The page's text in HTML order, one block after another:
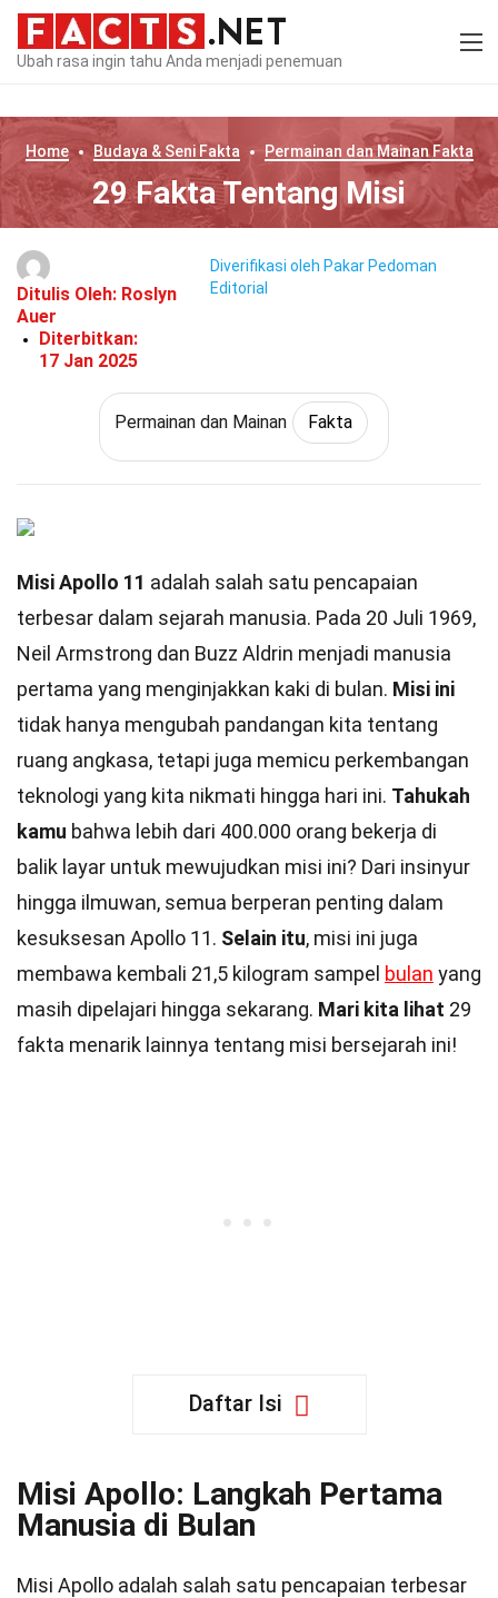
Ubah rasa ingin tahu Anda menjadi penemuan
Home Budaya & SeniFakta Permainan dan MainanFakta
29 Fakta Tentang Misi
Ditulis Oleh: Roslyn
Auer
Diterbitkan:
17 Jan 2025
Diverifikasi oleh Pakar Pedoman
Editorial
Permainan dan Mainan Fakta
Misi Apollo 11 adalah salah satu pencapaian
terbesar dalam sejarah manusia. Pada 20 Juli 1969,
Neil Armstrong dan Buzz Aldrin menjadi manusia
pertama yang menginjakkan kaki di bulan. Misi ini
tidak hanya mengubah pandangan kita tentang
ruang angkasa, tetapi juga memicu perkembangan
teknologi yang kita nikmati hingga hari ini. Tahukah
kamu bahwa lebih dari 400.000 orang bekerja di
balik layar untuk mewujudkan misi ini? Dari insinyur
hingga ilmuwan, semua berperan penting dalam
kesuksesan Apollo 11. Selain itu, misi ini juga
membawa kembali 21,5 kilogram sampel bulan yang
masih dipelajari hingga sekarang. Mari kita lihat 29
fakta menarik lainnya tentang misi bersejarah ini!
Daftar Isi
Misi Apollo: Langkah Pertama
Manusia di Bulan
Misi Apollo adalah salah satu pencapaian terbesar